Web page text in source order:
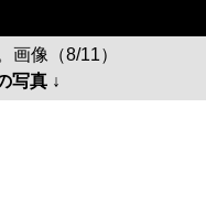
画像（8/11）
写真 ↓